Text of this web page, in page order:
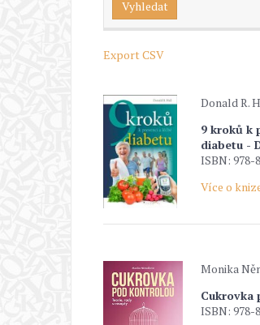
Export CSV
Donald R.
9 kroků k
diabetu -
ISBN: 978-
Více o
Monika
Cukrovka
ISBN: 978-